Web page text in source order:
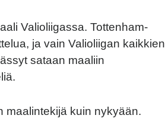
Valioliigassa. Tottenham-
ja vain Valioliigan kaikkien
sataan maaliin
maalintekijä kuin nykyään.